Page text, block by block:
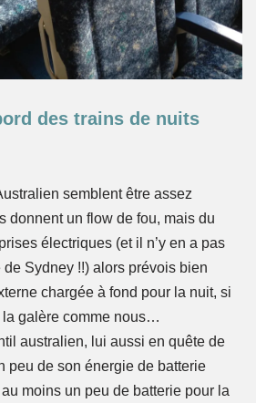
des trains de nuits
semblent être assez
donnent un flow de fou, mais du
électriques (et il n’y en a pas
Sydney !!) alors prévois bien
chargée à fond pour la nuit, si
la galère comme nous…
australien, lui aussi en quête de
peu de son énergie de batterie
moins un peu de batterie pour la